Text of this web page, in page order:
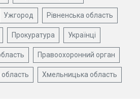
Ужгород Рівненська область
Прокуратура Українці
Правоохоронний орган
Хмельницька область